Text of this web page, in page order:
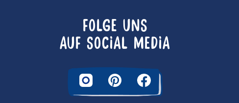
FOLGE UNS
AUF SOCIAL MEDIA